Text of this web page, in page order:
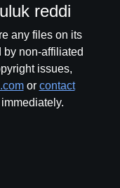
reddi
any files on its
by non-affiliated
issues,
or contact